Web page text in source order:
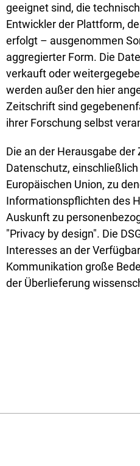
geeignet sind, die
Entwickler der Plattform,
erfolgt – ausgenommen
aggregierter Form. Die
verkauft oder
werden außer den hier
Zeitschrift sind
ihrer Forschung selbst
Die an der Herausgabe
Datenschutz,
Europäischen Union, zu
Informationspflichten des
Auskunft zu
"Privacy by design". Die
Interesses an der
Kommunikation große
der Überlieferung